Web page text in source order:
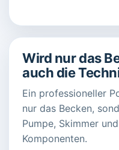
Wird nur das
auch die
Ein professioneller
nur das Becken,
Pumpe, Skimmer
Komponenten.